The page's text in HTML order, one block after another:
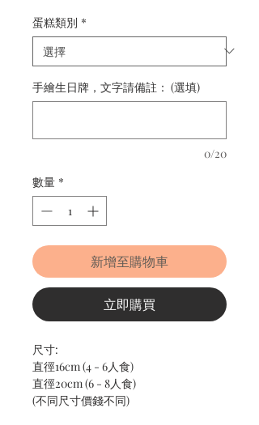
蛋糕類別 *
手繪生日牌，文字請備註： (選填)
0/20
數量 *
新增至購物車
立即購買
尺寸:
直徑16cm (4 - 6人食)
直徑20cm (6 - 8人食)
(不同尺寸價錢不同)